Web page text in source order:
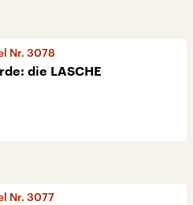
Nr. 3078
die LASCHE
Nr. 3077